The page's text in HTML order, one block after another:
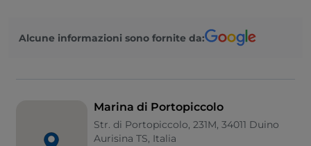
Portopiccolo accoglie barche a vela, yacht e
e una videosorveglianza 24 ore su 24, per
goderti il tuo soggiorno con noi a Portopiccolo in
sicurezza e tranquillità.
Alcune informazioni sono fornite da:
Marina di Portopiccolo
Str. di Portopiccolo, 231M, 34011 Duino
Aurisina TS, Italia